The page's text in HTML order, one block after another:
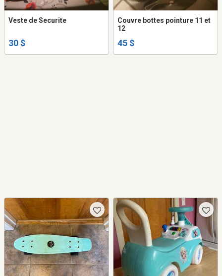
Veste de Securite
30 $
Couvre bottes pointure 11 et
12
45 $